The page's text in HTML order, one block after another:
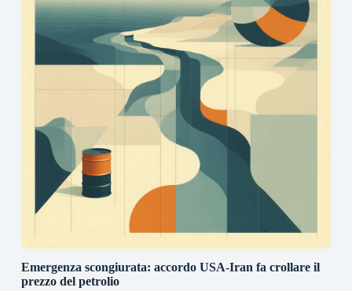
Emergenza scongiurata: accordo USA-Iran fa crollare il
prezzo del petrolio